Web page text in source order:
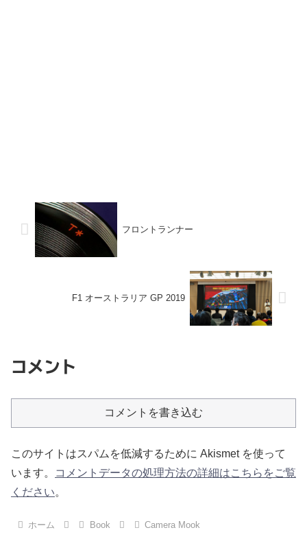
フロントランナー
F1 オーストラリア GP 2019
コメント
コメントを書き込む
このサイトはスパムを低減するために Akismet を使って
います。
コメントデータの処理方法の詳細はこちらをご覧
ください。
ホーム Book Camera Mook